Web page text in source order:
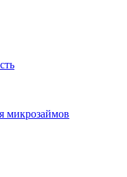
микрозаймов